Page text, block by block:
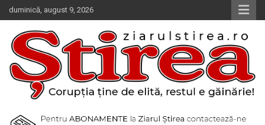
Skip
to
content
duminică, august 9, 2026
Ziarul Știrea